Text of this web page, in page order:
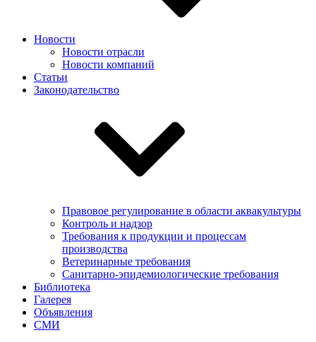
Новости
Новости отрасли
Новости компаний
Статьи
Законодательство
Правовое регулирование в области аквакультуры
Контроль и надзор
Требования к продукции и процессам
производства
Ветеринарные требования
Санитарно-эпидемиологические требования
Библиотека
Галерея
Объявления
СМИ